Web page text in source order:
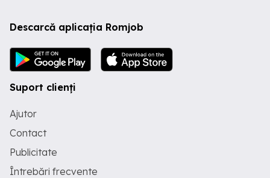
Descarcă aplicația Romjob
Suport clienți
Ajutor
Contact
Publicitate
Întrebări frecvente